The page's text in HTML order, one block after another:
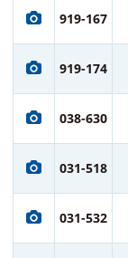
919-167
919-174
038-630
031-518
031-532